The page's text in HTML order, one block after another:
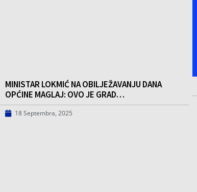
MINISTAR LOKMIĆ NA OBILJEŽAVANJU DANA
OPĆINE MAGLAJ: OVO JE GRAD…
18 Septembra, 2025